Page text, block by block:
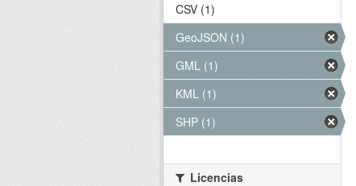
CSV (1)
GeoJSON (1)
GML (1)
KML (1)
SHP (1)
Licencias